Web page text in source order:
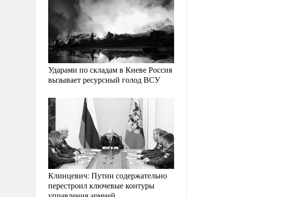
Ударами по складам в Киеве Россия
вызывает ресурсный голод ВСУ
Клинцевич: Путин содержательно
перестроил ключевые контуры